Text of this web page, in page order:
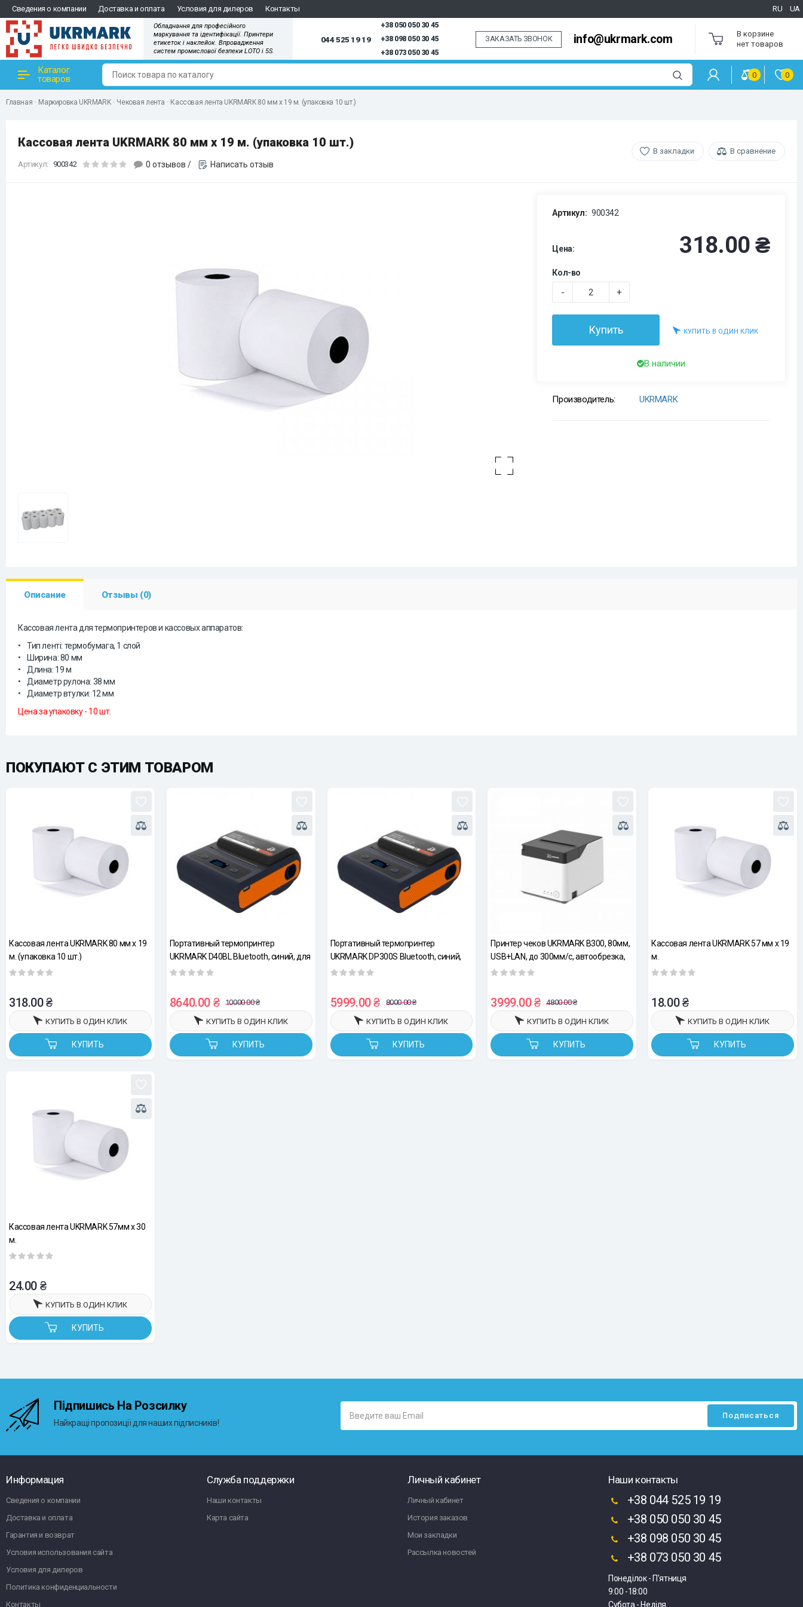
Сведения о компании Доставка и оплата Условия для дилеров Контакты RU UA
Обладнання для професійного
маркування та ідентифікації. Принтери
етикеток і наклейок. Впровадження
систем промислової безпеки LOTO і 5S.
044 525 19 19
+38 050 050 30 45
+38 098 050 30 45
+38 073 050 30 45
ЗАКАЗАТЬ ЗВОНОК info@ukrmark.com
В корзине
нет товаров
Каталог
товаров
0 0
Главная Маркировка UKRMARK Чековая лента Кассовая лента UKRMARK 80 мм х 19 м. (упаковка 10 шт.)
Кассовая лента UKRMARK 80 мм х 19 м. (упаковка 10 шт.)
Артикул: 900342 0 отзывов / Написать отзыв
В закладки В сравнение
Артикул: 900342
Цена: 318.00 ₴
Кол-во
- +
Купить КУПИТЬ В ОДИН КЛИК
В наличии
Производитель: UKRMARK
Описание Отзывы (0)
Кассовая лента для термопринтеров и кассовых аппаратов:
• Тип ленті: термобумага, 1 слой
• Ширина: 80 мм
• Длина: 19 м
• Диаметр рулона: 38 мм
• Диаметр втулки: 12 мм
Цена за упаковку - 10 шт.
ПОКУПАЮТ С ЭТИМ ТОВАРОМ
Кассовая лента UKRMARK 80 мм х 19
м. (упаковка 10 шт.)
318.00 ₴
КУПИТЬ
КУПИТЬ В ОДИН КЛИК
Портативный термопринтер
UKRMARK D40BL Bluetooth, синий, для
печати этикеток и чеков, рулоны 28-
8640.00 ₴ 10000.00 ₴
КУПИТЬ
КУПИТЬ В ОДИН КЛИК
Портативный термопринтер
UKRMARK DP300S Bluetooth, синий,
для печати этикеток и чеков 28-90 мм
5999.00 ₴ 8000.00 ₴
КУПИТЬ
КУПИТЬ В ОДИН КЛИК
Принтер чеков UKRMARK B300, 80мм,
USB+LAN, до 300мм/с, автообрезка,
203dpi, ESC/POS
3999.00 ₴ 4800.00 ₴
КУПИТЬ
КУПИТЬ В ОДИН КЛИК
Кассовая лента UKRMARK 57 мм х 19
м.
18.00 ₴
КУПИТЬ
КУПИТЬ В ОДИН КЛИК
Кассовая лента UKRMARK 57мм х 30
м.
24.00 ₴
КУПИТЬ
КУПИТЬ В ОДИН КЛИК
Підпишись На Розсилку
Найкращі пропозиції для наших підписників!
Информация
Сведения о компании
Доставка и оплата
Гарантия и возврат
Условия использования сайта
Условия для дилеров
Политика конфиденциальности
Контакты
Служба поддержки
Наши контакты
Карта сайта
Личный кабинет
Личный кабинет
История заказов
Мои закладки
Рассылка новостей
Наши контакты
+38 044 525 19 19
+38 050 050 30 45
+38 098 050 30 45
+38 073 050 30 45
Понеділок - П'ятниця
9:00 -18:00
Субота - Неділя